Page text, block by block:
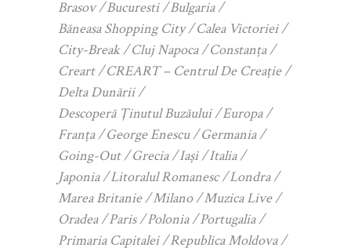
Brasov Bucuresti
Bulgaria
Băneasa Shopping City
Calea Victoriei
City-Break
Cluj Napoca
Constanța
Creart
CREART – Centrul De Creație
Delta Dunării
Descoperă Ținutul Buzăului
Europa
Franța
George Enescu
Germania
Going-Out
Grecia Iași
Italia
Japonia
Litoralul Romanesc
Londra
Marea Britanie
Milano
Muzica Live
Oradea
Paris Polonia
Portugalia
Primaria Capitalei
Republica Moldova